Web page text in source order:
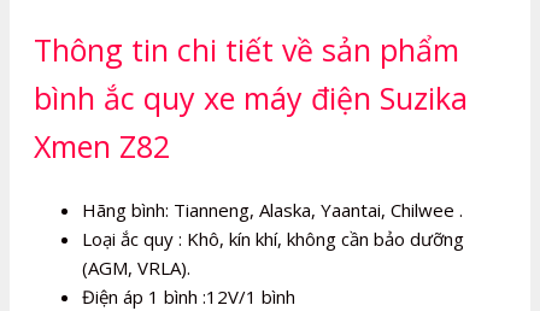
Thông tin chi tiết về sản phẩm
bình ắc quy xe máy điện Suzika
Xmen Z82
Hãng bình: Tianneng, Alaska, Yaantai, Chilwee .
Loại ắc quy : Khô, kín khí, không cần bảo dưỡng
(AGM, VRLA).
Điện áp 1 bình :12V/1 bình